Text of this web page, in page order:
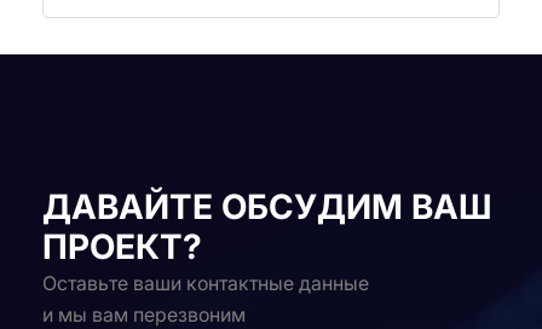
ДАВАЙТЕ ОБСУДИМ ВАШ
ПРОЕКТ?
Оставьте ваши контактные данные
и мы вам перезвоним